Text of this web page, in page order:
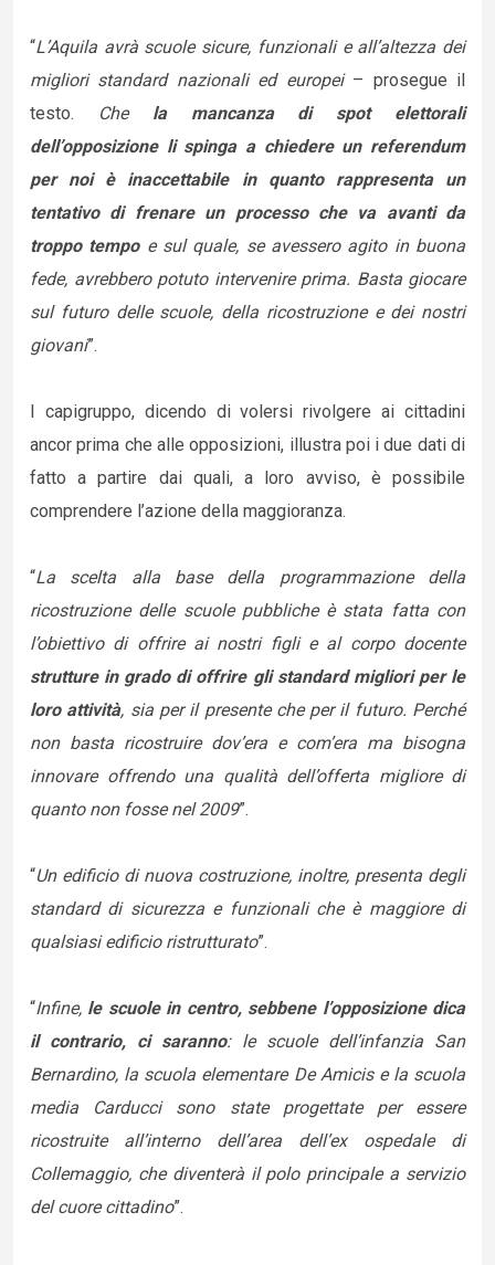
“L’Aquila avrà scuole sicure, funzionali e all’altezza dei
migliori standard nazionali ed europei– prosegue il
testo.
Che la mancanza di spot elettorali
dell’opposizione li spinga a chiedere un referendum
per noi è inaccettabile in quanto rappresenta un
tentativo di frenare un processo che va avanti da
troppo tempoe sul quale, se avessero agito in buona
fede, avrebbero potuto intervenire prima. Basta giocare
sul futuro delle scuole, della ricostruzione e dei nostri
giovani”.
I capigruppo, dicendo di volersi rivolgere ai cittadini
ancor prima che alle opposizioni, illustra poi i due dati di
fatto a partire dai quali, a loro avviso, è possibile
comprendere l’azione della maggioranza.
“La scelta alla base della programmazione della
ricostruzione delle scuole pubbliche è stata fatta con
l’obiettivo di offrire ai nostri figli e al corpo docente
strutture in grado di offrire gli standard migliori per le
loro attività, sia per il presente che per il futuro. Perché
non basta ricostruire dov’era e com’era ma bisogna
innovare offrendo una qualità dell’offerta migliore di
quanto non fosse nel 2009”.
“Un edificio di nuova costruzione, inoltre, presenta degli
standard di sicurezza e funzionali che è maggiore di
qualsiasi edificio ristrutturato”.
“Infine, le scuole in centro, sebbene l’opposizione dica
il contrario, ci saranno: le scuole dell’infanzia San
Bernardino, la scuola elementare De Amicis e la scuola
media Carducci sono state progettate per essere
ricostruite all’interno dell’area dell’ex ospedale di
Collemaggio, che diventerà il polo principale a servizio
del cuore cittadino”.